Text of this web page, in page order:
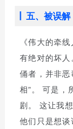
五、被误
《伟大的牵
有绝对的坏
俑者，并非
相”。 可是，
剧。 这让我
他们只是想